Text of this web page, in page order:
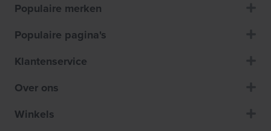
Populaire merken
Populaire pagina's
Klantenservice
Over ons
Winkels